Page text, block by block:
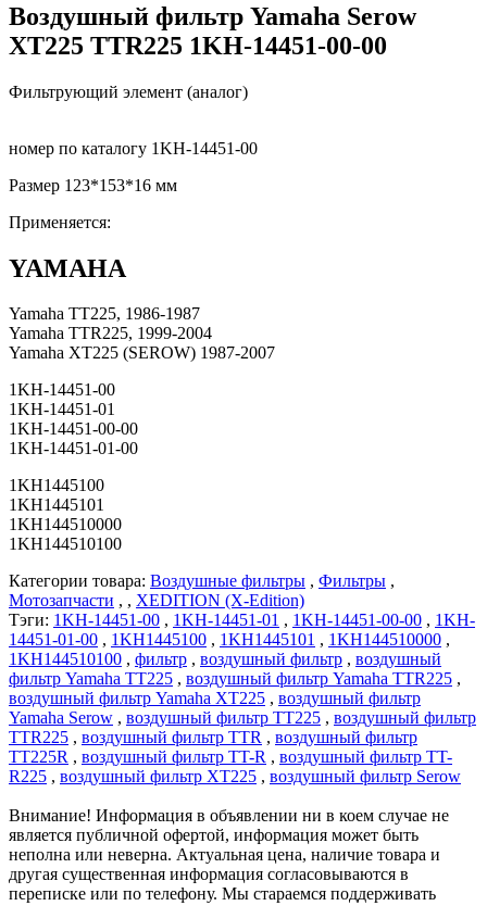
Воздушный фильтр Yamaha Serow
XT225 TTR225 1KH-14451-00-00
Фильтрующий элемент (аналог)
номер по каталогу 1KH-14451-00
Размер 123*153*16 мм
Применяется:
YAMAHA
Yamaha TT225, 1986-1987
Yamaha TTR225, 1999-2004
Yamaha XT225 (SEROW) 1987-2007
1KH-14451-00
1KH-14451-01
1KH-14451-00-00
1KH-14451-01-00
1KH1445100
1KH1445101
1KH144510000
1KH144510100
Категории товара: Воздушные фильтры , Фильтры ,
Мотозапчасти , , XEDITION (X-Edition)
Тэги: 1KH-14451-00 , 1KH-14451-01 , 1KH-14451-00-00 , 1KH-
14451-01-00 , 1KH1445100 , 1KH1445101 , 1KH144510000 ,
1KH144510100 , фильтр , воздушный фильтр , воздушный
фильтр Yamaha TT225 , воздушный фильтр Yamaha TTR225 ,
воздушный фильтр Yamaha XT225 , воздушный фильтр
Yamaha Serow , воздушный фильтр TT225 , воздушный фильтр
TTR225 , воздушный фильтр TTR , воздушный фильтр
TT225R , воздушный фильтр TT-R , воздушный фильтр TT-
R225 , воздушный фильтр XT225 , воздушный фильтр Serow
Внимание! Информация в объявлении ни в коем случае не
является публичной офертой, информация может быть
неполна или неверна. Актуальная цена, наличие товара и
другая существенная информация согласовываются в
переписке или по телефону. Мы стараемся поддерживать